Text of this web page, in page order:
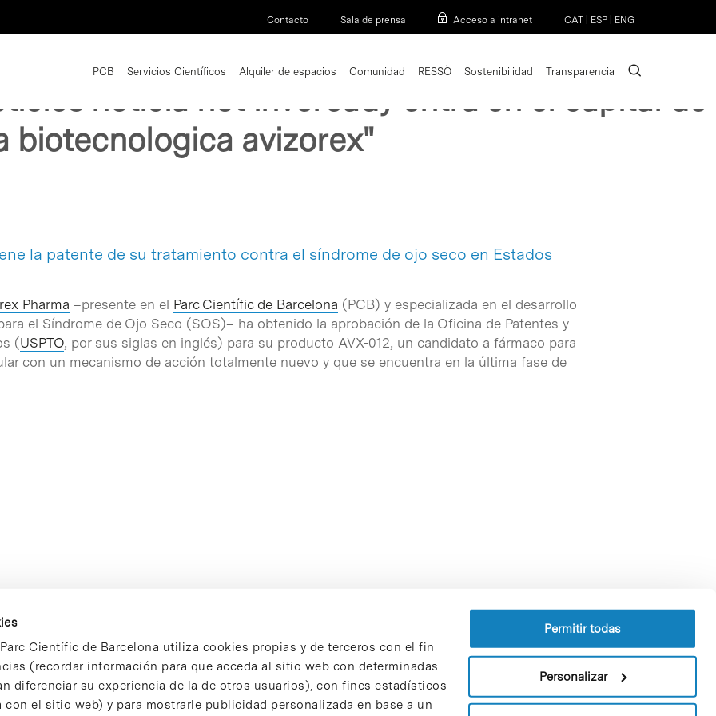
Científic de Barcelona utiliza cookies propias y de terceros con el fin
(recordar información para que acceda al sitio web con determinadas
diferenciar su experiencia de la de otros usuarios), con fines estadísticos
el sitio web) y para mostrarle publicidad personalizada en base a un
Permitir todas
Personalizar
Contacto Sala de prensa Acceso a intranet CAT ESP ENG
PCB Servicios Científicos Alquiler de espacios Comunidad RESSÒ Sostenibilidad Transparencia search
noticia not inveready entra en el capital de
biotecnologica avizorex"
la patente de su tratamiento contra el síndrome de ojo seco en Estados
Pharma –presente en el Parc Científic de Barcelona (PCB) y especializada en el desarrollo
el Síndrome de Ojo Seco (SOS)– ha obtenido la aprobación de la Oficina de Patentes y
(USPTO, por sus siglas en inglés) para su producto AVX-012, un candidato a fármaco para
con un mecanismo de acción totalmente nuevo y que se encuentra en la última fase de
Perfil del contratante
Política de privacidad
Aviso Legal
Patrones y patrocinadores
Bolsa de trabajo